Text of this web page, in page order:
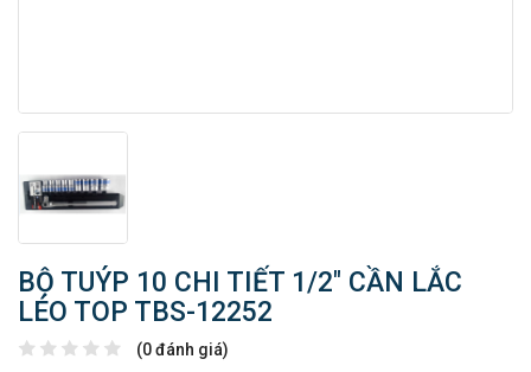
BỘ TUÝP 10 CHI TIẾT 1/2″ CẦN LẮC
LÉO TOP TBS-12252
(0 đánh giá)